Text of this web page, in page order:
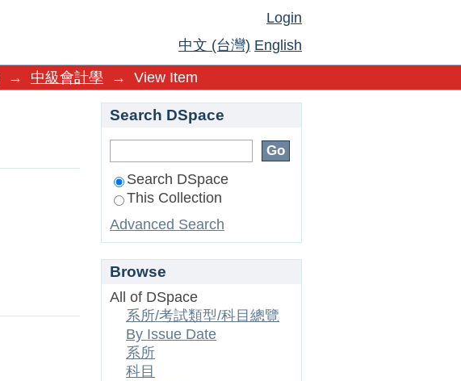
Login
中文 (台灣) English
→ 中級會計學 → View Item
Search DSpace
Search DSpace
This Collection
Advanced Search
Browse
All of DSpace
系所/考試類型/科目總覽
By Issue Date
系所
科目